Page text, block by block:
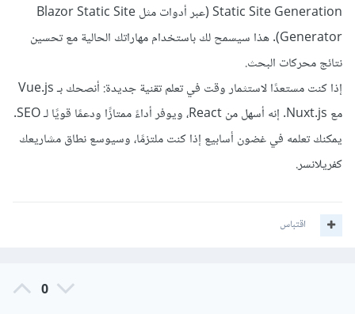
Static Site Generation (عبر أدوات مثل Blazor Static Site
Generator). هذا سيسمح لك باستخدام مهاراتك الحالية مع تحسين
نتائج محركات البحث.
إذا كنت مستعدًا لاستثمار وقت في تعلم تقنية جديدة: أنصحك بـ Vue.js
مع Nuxt.js. إنه أسهل من React، ويوفر أداءً ممتازًا ودعمًا قويًا لـ SEO.
يمكنك تعلمه في غضون أسابيع إذا كنت ملتزمًا، وسيوسع نطاق مشاريعك
كفريلانسر.
اقتباس
0